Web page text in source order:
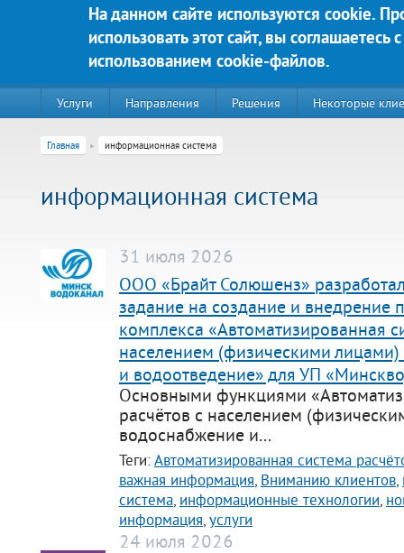
На данном сайте используются cookie.
использовать этот сайт, вы соглашаетесь с
использованием cookie-файлов.
Перейти к основному содержанию
220020, г. Минск, пр-т Победителей д. 89, корп. 3, этаж 5,
Техническая поддержка:
тел.:+375 (44) 555-90-25
support@bs-solutions.by
+375 (44) 555-10-92
contact@bs-solutions.by
+375 (44) 555-39-05
buh@bs-solutions.by
Яркие решения для Вашего
Услуги Направления Решения Некоторые
Главная информационная система
информационная система
31 июля 2026
ООО «Брайт Солюшенз»
задание на создание и внедрение
комплекса «Автоматизированная
населением (физическими
и водоотведение» для УП
Основными функциями
расчётов с населением
водоснабжение и...
Теги:Автоматизированная система
важная информация, Вниманию клиентов,
система, информационные технологии,
информация,услуги
24 июля 2026